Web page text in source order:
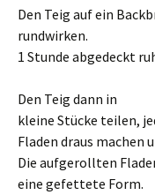
Den Teig auf ein
rundwirken.
1 Stunde abgedeckt
Den Teig dann in
kleine Stücke teilen,
Fladen draus machen
Die aufgerollten
eine gefettete Form.